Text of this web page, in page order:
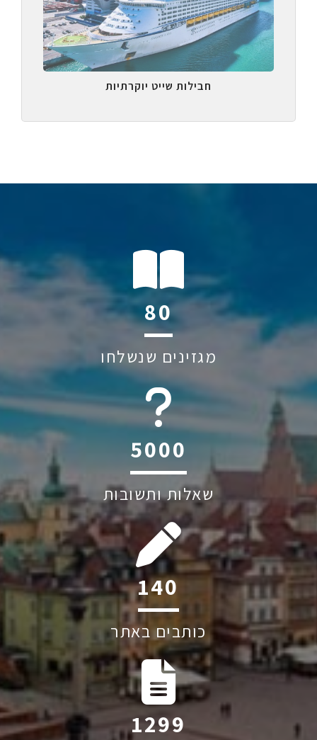
חבילות שייט יוקרתיות
116
מגזינים שנשלחו
6045
שאלות ותשובות
202
כותבים באתר
1884